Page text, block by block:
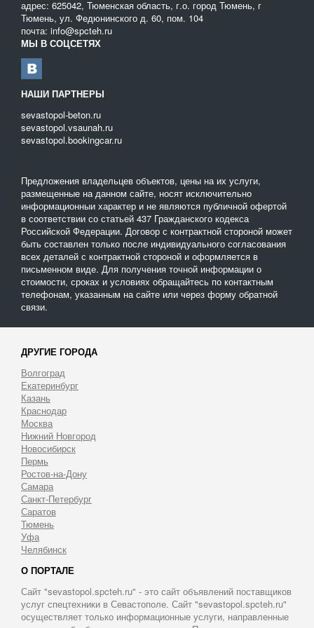
адрес: 625042, Тюменская область, г.о. город Тюмень, г
Тюмень, ул. Федюнинского д. 60, пом. 104
почта: info@spcteh.ru
МЫ В СОЦСЕТЯХ
НАШИ ПАРТНЕРЫ
sevastopol-beton.ru
sevastopol.vsaunah.ru
sevastopol.bookingcar.ru
Предложения владельцев объектов, цены на их услуги,
размещенные на данном сайте, носят исключительно
информационныи характер и не являются публичной офертой
в соответствии со статьей 437 Гражданского кодекса
Российской Федерации. Договор с контрактной стороной может
быть составлен только после индивидуального согласования
всех деталей с контрактной стороной и оформляется в
письменном виде. Для получения точной информации о
стоимости, сроках и условиях обращайтесь по контактным
телефонам, указанным на сайте или через форму обратной
связи.
ДРУГИЕ ГОРОДА
Волгоград
Екатеринбург
Казань
Краснодар
Москва
Нижний Новгород
Новосибирск
Пермь
Ростов-на-Дону
Самара
Санкт-Петербург
Саратов
Тюмень
Уфа
Челябинск
О ПОРТАЛЕ
Сайт "sevastopol.spcteh.ru" - это сайт объявлений поставщиков
услуг спецтехники в Севастополе. Сайт "sevastopol.spcteh.ru"
осуществляет только информационные услуги, направленные